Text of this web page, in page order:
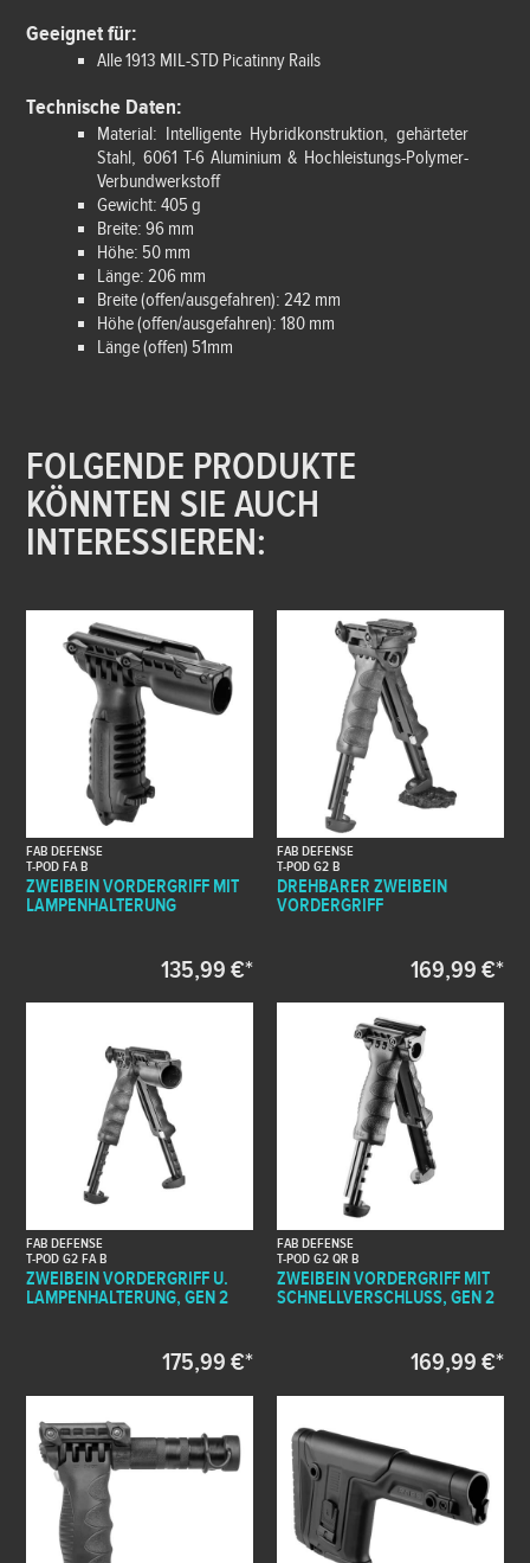
Geeignet für:
Alle 1913 MIL-STD Picatinny Rails
Technische Daten:
Material: Intelligente Hybridkonstruktion, gehärteter
Stahl, 6061 T-6 Aluminium & Hochleistungs-Polymer-
Verbundwerkstoff
Gewicht: 405 g
Breite: 96 mm
Höhe: 50 mm
Länge: 206 mm
Breite (offen/ausgefahren): 242 mm
Höhe (offen/ausgefahren): 180 mm
Länge (offen) 51mm
FOLGENDE PRODUKTE
KÖNNTEN SIE AUCH
INTERESSIEREN:
FAB DEFENSE
T-POD FA B
ZWEIBEIN VORDERGRIFF MIT
LAMPENHALTERUNG
135,99 €*
FAB DEFENSE
T-POD G2 B
DREHBARER ZWEIBEIN
VORDERGRIFF
169,99 €*
FAB DEFENSE
T-POD G2 FA B
ZWEIBEIN VORDERGRIFF U.
LAMPENHALTERUNG, GEN 2
175,99 €*
FAB DEFENSE
T-POD G2 QR B
ZWEIBEIN VORDERGRIFF MIT
SCHNELLVERSCHLUSS, GEN 2
169,99 €*